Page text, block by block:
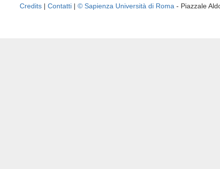
Credits | Contatti | © Sapienza Università di Roma - Piazzale